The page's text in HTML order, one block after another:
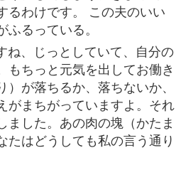
るわけです。 この夫のいい
るっている。
ね、じっとしていて、自分の
ちっと元気を出してお働き
が落ちるか、落ちないか、
がまちがっていますよ。それ
ました。あの肉の塊（かたま
たはどうしても私の言う通り